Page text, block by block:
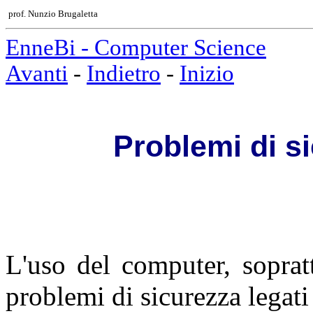
prof. Nunzio Brugaletta
EnneBi - Computer Science
Avanti - Indietro - Inizio
Problemi di
L'uso del computer,
problemi di sicurezza